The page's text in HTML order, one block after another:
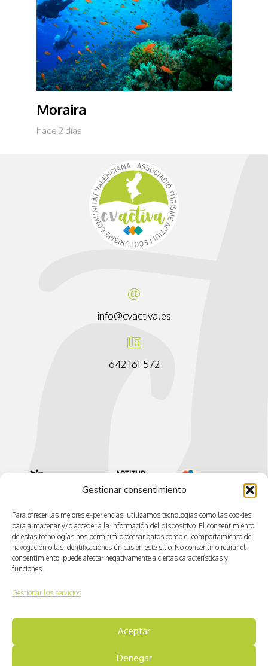
Gestionar consentimiento
Para ofrecer las mejores experiencias, utilizamos tecnologías como las cookies
para almacenar y/o acceder a la información del dispositivo. El consentimiento
de estas tecnologías nos permitirá procesar datos como el comportamiento de
navegación o las identificaciones únicas en este sitio. No consentir o retirar el
consentimiento, puede afectar negativamente a ciertas características y
funciones.
Gestionar los servicios
Aceptar
Denegar
Moraira
hace 2 días
info@cvactiva.es
642 161 572